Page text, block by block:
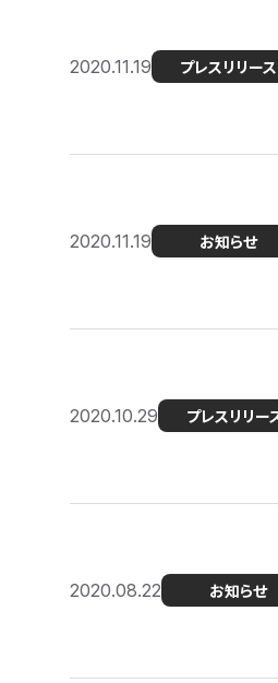
2020.11.19 プレスリリース
2020.11.19 お知らせ
2020.10.29 プレスリリー
2020.08.22 お知らせ